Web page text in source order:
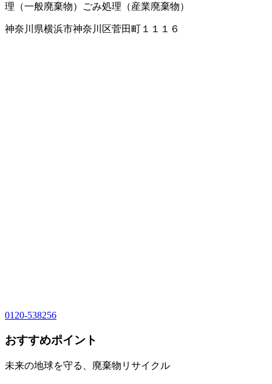
理（一般廃棄物）
ごみ処理（産業廃棄物）
神奈川県横浜市神奈川区菅田町１１１６
0120-538256
おすすめポイント
未来の地球を守る、廃棄物リサイクル